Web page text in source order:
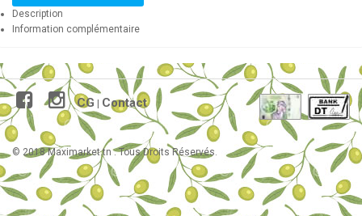
Description
Information complémentaire
CG Contact
© 2018 Maximarket.tn . Tous Droits Réservés.